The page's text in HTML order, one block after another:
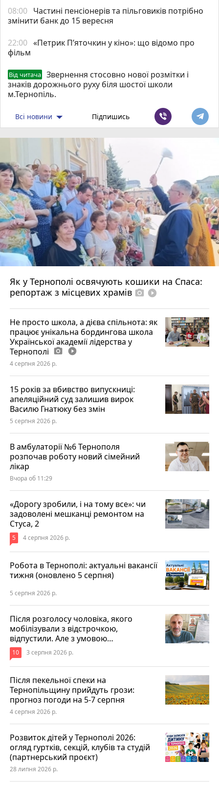
08:00 Частині пенсіонерів та пільговиків потрібно
змінити банк до 15 вересня
22:00 «Петрик П’яточкин у кіно»: що відомо про
фільм
Від читача
Звернення стосовно нової розмітки і
знаків дорожнього руху біля шостої школи
м.Тернопіль.
Всі новини Підпишись
Як у Тернополі освячують кошики на Спаса:
репортаж з місцевих храмів photo_camera play_circle_filled
Не просто школа, а дієва спільнота: як
працює унікальна бордингова школа
Української академії лідерства у
Тернополі photo_camera play_circle_filled
4 серпня 2026 р.
15 років за вбивство випускниці:
апеляційний суд залишив вирок
Василю Гнатюку без змін
5 серпня 2026 р.
В амбулаторії №6 Тернополя
розпочав роботу новий сімейний
лікар
Вчора об 11:29
«Дорогу зробили, і на тому все»: чи
задоволені мешканці ремонтом на
Стуса, 2
5 4 серпня 2026 р.
Робота в Тернополі: актуальні вакансії
тижня (оновлено 5 серпня)
5 серпня 2026 р.
Після розголосу чоловіка, якого
мобілізували з відстрочкою,
відпустили. Але з умовою…
10 3 серпня 2026 р.
Після пекельної спеки на
Тернопільщину прийдуть грози:
прогноз погоди на 5-7 серпня
4 серпня 2026 р.
Розвиток дітей у Тернополі 2026:
огляд гуртків, секцій, клубів та студій
(партнерський проєкт)
28 липня 2026 р.